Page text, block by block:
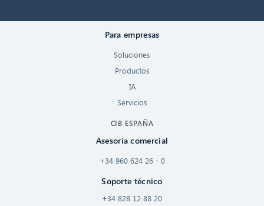
Para empresas
Soluciones
Productos
IA
Servicios
CIB ESPAÑA
Asesoría comercial
+34 960 624 26 - 0
Soporte técnico
+34 828 12 88 20